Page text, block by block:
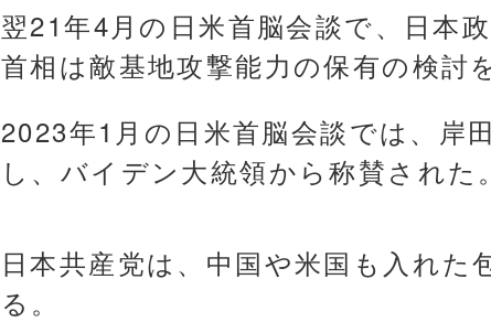
翌21年4月の日米首脳会談で、日本
首相は敵基地攻撃能力の保有の検討
2023年1月の日米首脳会談では、岸
し、バイデン大統領から称賛された。
日本共産党は、中国や米国も入れ
る。